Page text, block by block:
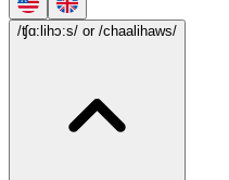
/ʧɑ:lihɔ:s/ or /chaalihaws/